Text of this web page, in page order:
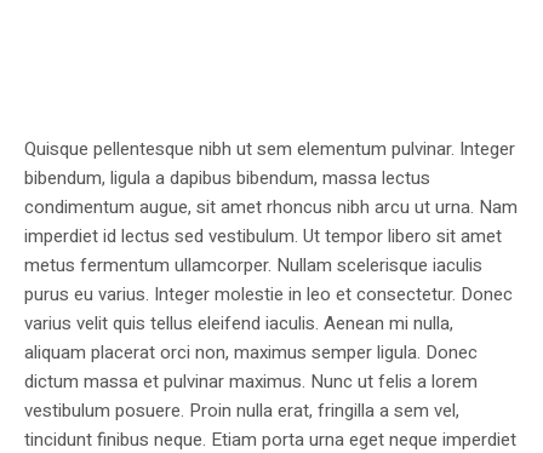
Quisque pellentesque nibh ut sem elementum pulvinar. Integer
bibendum, ligula a dapibus bibendum, massa lectus
condimentum augue, sit amet rhoncus nibh arcu ut urna. Nam
imperdiet id lectus sed vestibulum. Ut tempor libero sit amet
metus fermentum ullamcorper. Nullam scelerisque iaculis
purus eu varius. Integer molestie in leo et consectetur. Donec
varius velit quis tellus eleifend iaculis. Aenean mi nulla,
aliquam placerat orci non, maximus semper ligula. Donec
dictum massa et pulvinar maximus. Nunc ut felis a lorem
vestibulum posuere. Proin nulla erat, fringilla a sem vel,
tincidunt finibus neque. Etiam porta urna eget neque imperdiet